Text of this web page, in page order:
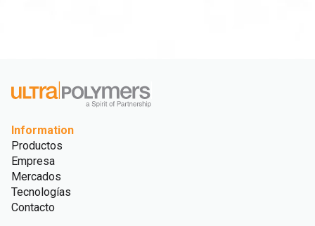
Information
Productos
Empresa
Mercados
Tecnologías
Contacto